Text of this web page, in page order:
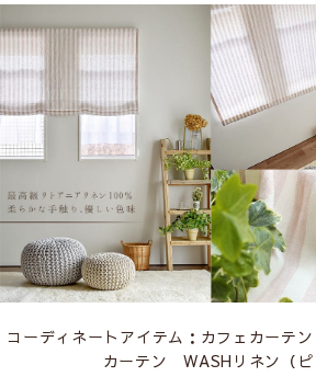
コーディネートアイテム： カフェカーテ
カーテン WASHリネン（ピ